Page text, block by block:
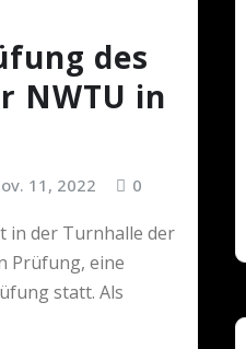
des
NWTU in
11, 2022 0
in der Turnhalle der
Prüfung, eine
statt. Als